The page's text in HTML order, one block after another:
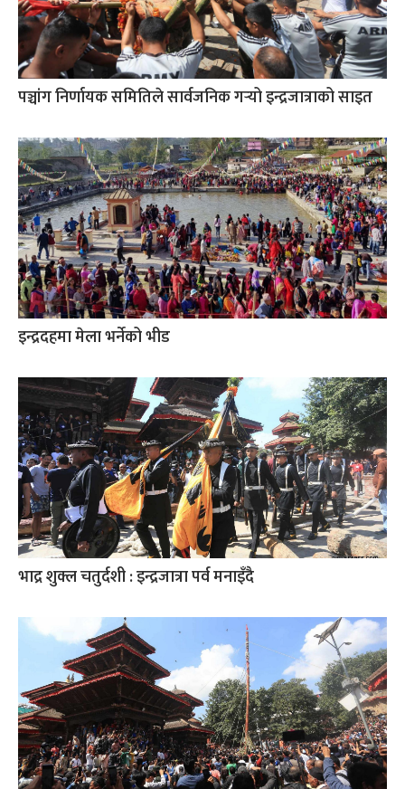
पञ्चांग निर्णायक समितिले सार्वजनिक गर्‍यो इन्द्रजात्राको साइत
इन्द्रदहमा मेला भर्नेको भीड
भाद्र शुक्ल चतुर्दशी : इन्द्रजात्रा पर्व मनाइँदै